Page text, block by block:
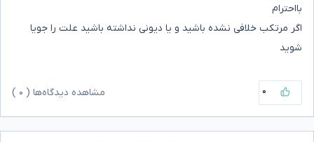
بااحترام
اگر مرتکب خلافی نشده باشید و یا دیونی نداشته باشید علت را جویا
شوید
۰ مشاهده دیدگاه‌ها ( ۰